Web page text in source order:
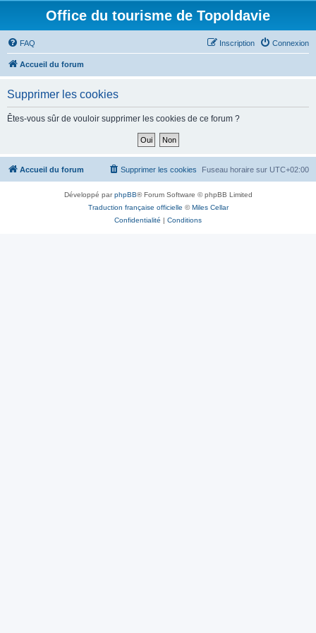
Office du tourisme de Topoldavie
FAQ Connexion
Inscription
Accueil du forum
Supprimer les cookies
Êtes-vous sûr de vouloir supprimer les cookies de ce forum ?
Accueil du forum Fuseau horaire sur UTC+02:00
Supprimer les cookies
Développé parphpBB® Forum Software © phpBB Limited
Traduction française officielle ©Miles Cellar
Confidentialité | Conditions